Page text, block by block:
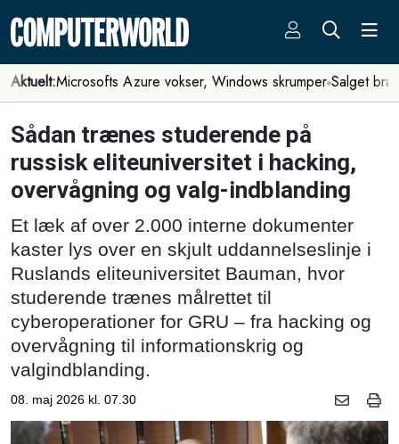
Aktuelt:Microsofts Azure vokser, Windows skrumper Salget
Sådan trænes studerende på
russisk eliteuniversitet i hacking,
overvågning og valg-indblanding
Et læk af over 2.000 interne dokumenter
kaster lys over en skjult uddannelseslinje i
Ruslands eliteuniversitet Bauman, hvor
studerende trænes målrettet til
cyberoperationer for GRU – fra hacking og
overvågning til informationskrig og
valgindblanding.
08. maj 2026 kl. 07.30